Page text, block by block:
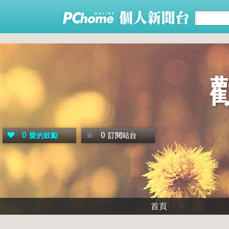
0 愛的鼓勵 0 訂閱站台
首頁